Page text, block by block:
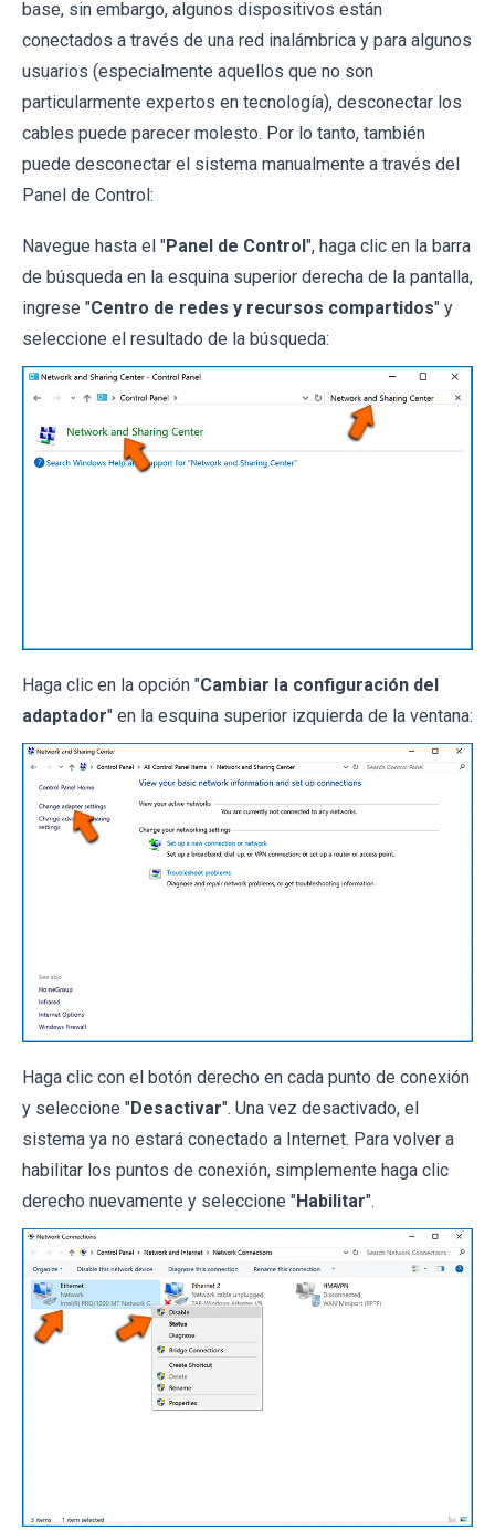
base, sin embargo, algunos dispositivos están
conectados a través de una red inalámbrica y para algunos
usuarios (especialmente aquellos que no son
particularmente expertos en tecnología), desconectar los
cables puede parecer molesto. Por lo tanto, también
puede desconectar el sistema manualmente a través del
Panel de Control:
Navegue hasta el "Panel de Control", haga clic en la barra
de búsqueda en la esquina superior derecha de la pantalla,
ingrese "Centro de redes y recursos compartidos" y
seleccione el resultado de la búsqueda:
Haga clic en la opción "Cambiar la configuración del
adaptador" en la esquina superior izquierda de la ventana:
Haga clic con el botón derecho en cada punto de conexión
y seleccione "Desactivar". Una vez desactivado, el
sistema ya no estará conectado a Internet. Para volver a
habilitar los puntos de conexión, simplemente haga clic
derecho nuevamente y seleccione "Habilitar".